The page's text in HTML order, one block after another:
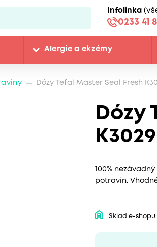
Infolinka
0233 41
Alergie a ekzémy
Dózy Tefal Master Seal Fresh
Dózy
100%
potravín.
Sklad e-shopu: